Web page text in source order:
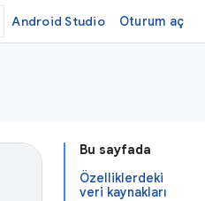
Android Studio Oturum aç
Bu sayfada
Özelliklerdeki
veri kaynakları